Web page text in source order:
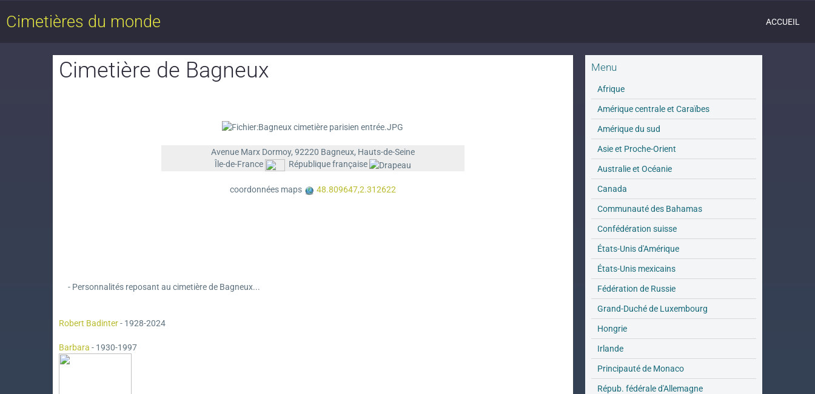
Cimetières du monde ACCUEIL
Cimetière de Bagneux
Avenue Marx Dormoy, 92220 Bagneux, Hauts-de-Seine
Île-de-France
République française
coordonnées maps 48.809647,2.312622
- Personnalités reposant au cimetière de Bagneux...
Robert Badinter- 1928-2024
Barbara - 1930-1997
Menu
Afrique
Amérique centrale et Caraïbes
Amérique du sud
Asie et Proche-Orient
Australie et Océanie
Canada
Communauté des Bahamas
Confédération suisse
États-Unis d'Amérique
États-Unis mexicains
Fédération de Russie
Grand-Duché de Luxembourg
Hongrie
Irlande
Principauté de Monaco
Répub. fédérale d'Allemagne